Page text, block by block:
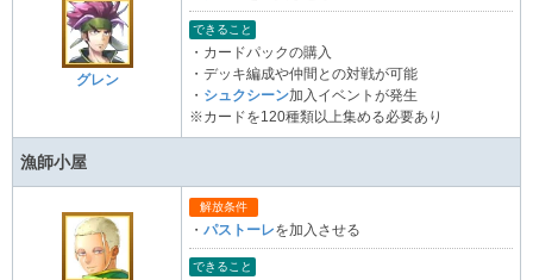
グレン
できること
・カードパックの購入
・デッキ編成や仲間との対戦が可能
・ シュクシーン加入イベントが発生
※カードを120種類以上集める必要あり
漁師小屋
解放条件
・ パストーレを加入させる
できること